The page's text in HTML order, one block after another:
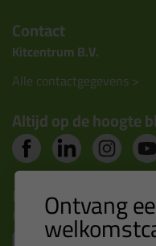
Contact
Kitcentrum B.V.
Alle contactgegevens >
Altijd op de hoogte
Nieuws, tips en
inbox Ontvang